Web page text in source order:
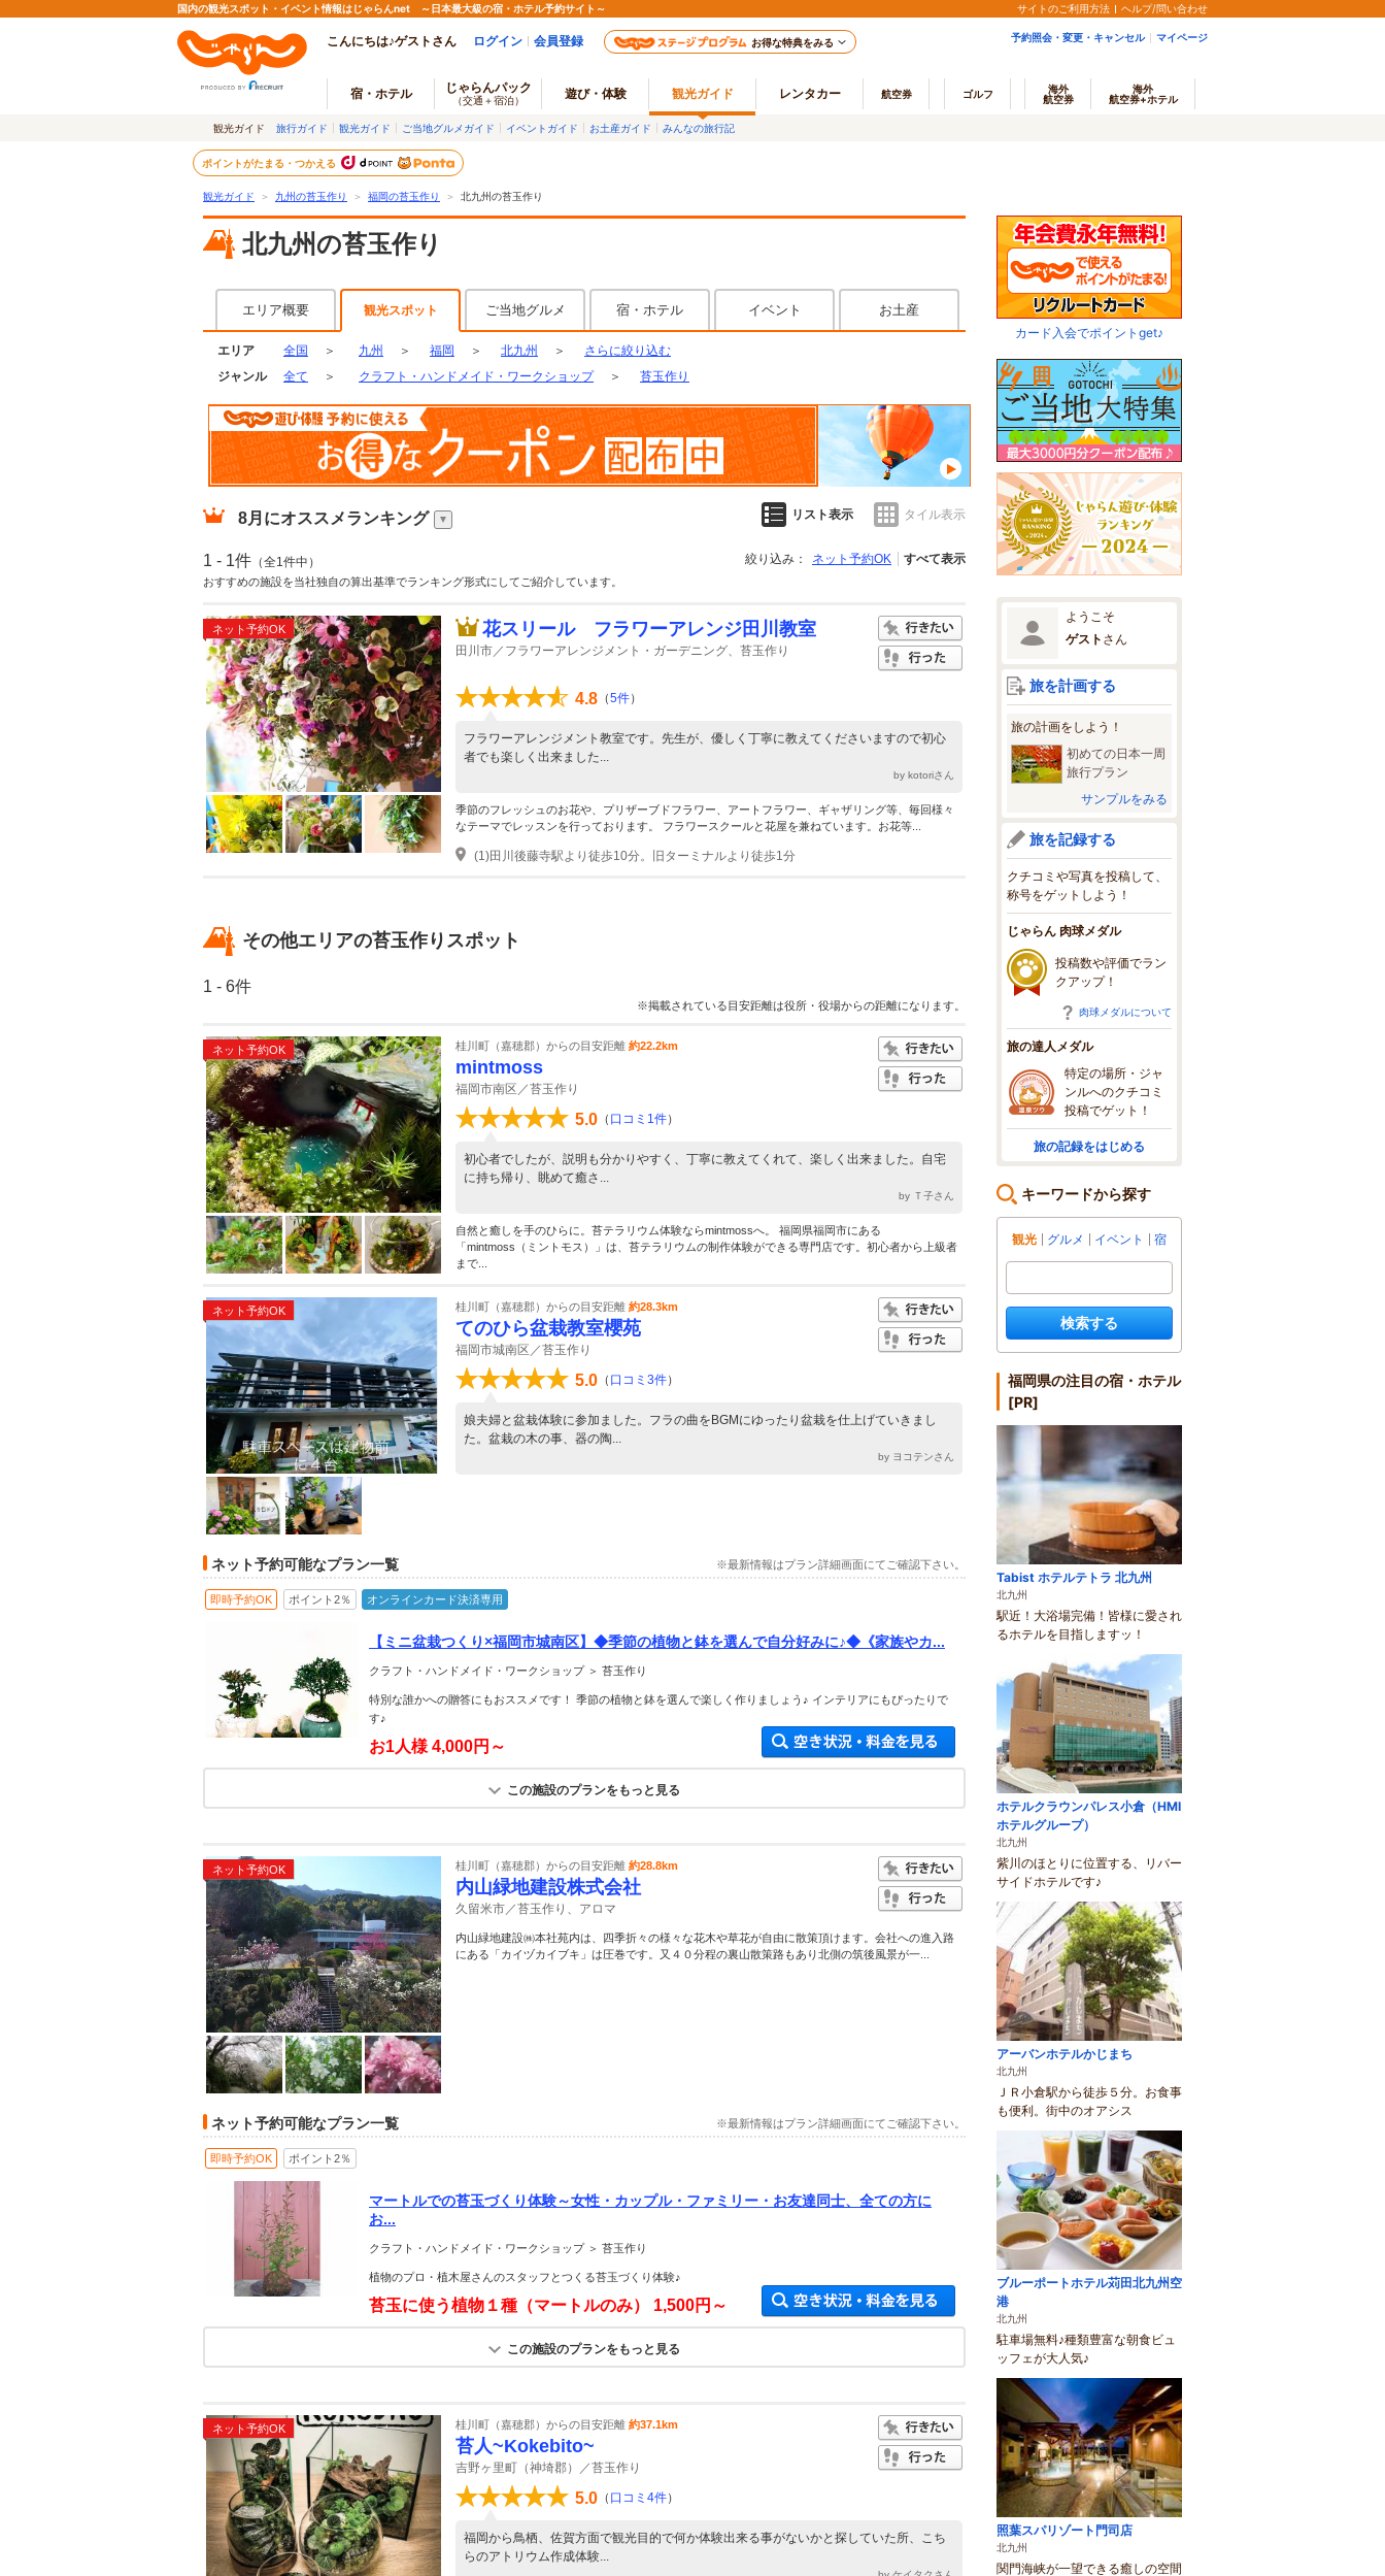
国内の観光スポット・イベント情報はじゃらんnet ～日本最大級の宿・ホテル予約サイト～ サイトのご利用方法 ヘルプ/問い合わせ
こんにちは♪ゲストさん ログイン 会員登録 お得な特典をみる 予約照会・変更・キャンセル マイページ
宿・ホテル じゃらんパック
（交通＋宿泊） 遊び・体験 観光ガイド レンタカー 航空券 ゴルフ
海外
航空券
海外
航空券+ホテル
観光ガイド 旅行ガイド 観光ガイド ご当地グルメガイド イベントガイド お土産ガイド みんなの旅行記
ポイントがたまる・つかえる
観光ガイド ＞ 九州の苔玉作り ＞ 福岡の苔玉作り ＞ 北九州の苔玉作り
北九州の苔玉作り
エリア概要 観光スポット ご当地グルメ 宿・ホテル イベント お土産
エリア 全国 ＞ 九州 ＞ 福岡 ＞ 北九州 ＞
さらに絞り込む
ジャンル
全て ＞ クラフト・ハンドメイド・ワークショップ ＞ 苔玉作り
8月 にオススメランキング リスト表示 タイル表示
1 - 1件 （全1件中） 絞り込み： ネット予約OK すべて表示
おすすめの施設を当社独自の算出基準でランキング形式にしてご紹介しています。
ネット予約OK 花スリール フラワーアレンジ田川教室
田川市／フラワーアレンジメント・ガーデニング、苔玉作り
4.8 （5件）
フラワーアレンジメント教室です。先生が、優しく丁寧に教えてくださいますので初心
者でも楽しく出来ました...
by kotoriさん
季節のフレッシュのお花や、プリザーブドフラワー、アートフラワー、ギャザリング等、毎回様々
なテーマでレッスンを行っております。 フラワースクールと花屋を兼ねています。お花等...
(1)田川後藤寺駅より徒歩10分。旧ターミナルより徒歩1分
その他エリアの苔玉作りスポット
1 - 6件
※掲載されている目安距離は役所・役場からの距離になります。
ネット予約OK 桂川町（嘉穂郡）からの目安距離 約22.2km
mintmoss
福岡市南区／苔玉作り
5.0 （ 口コミ1件）
初心者でしたが、説明も分かりやすく、丁寧に教えてくれて、楽しく出来ました。自宅
に持ち帰り、眺めて癒さ...
by Ｔ子さん
自然と癒しを手のひらに。苔テラリウム体験ならmintmossへ。 福岡県福岡市にある
「mintmoss（ミントモス）」は、苔テラリウムの制作体験ができる専門店です。初心者から上級者
まで...
ネット予約OK 桂川町（嘉穂郡）からの目安距離 約28.3km
てのひら盆栽教室櫻苑
福岡市城南区／苔玉作り
5.0 （ 口コミ3件）
娘夫婦と盆栽体験に参加ました。フラの曲をBGMにゆったり盆栽を仕上げていきまし
た。盆栽の木の事、器の陶...
by ヨコテンさん
ネット予約可能なプラン一覧 ※最新情報はプラン詳細画面にてご確認下さい。
即時予約OK ポイント2％ オンラインカード決済専用
【ミニ盆栽つくり×福岡市城南区】◆季節の植物と鉢を選んで自分好みに♪◆《家族やカ...
クラフト・ハンドメイド・ワークショップ ＞ 苔玉作り
特別な誰かへの贈答にもおススメです！ 季節の植物と鉢を選んで楽しく作りましょう♪ インテリアにもぴったりで
す♪
お1人様 4,000円～
空き状況・料金を見る
この施設のプランをもっと見る
ネット予約OK 桂川町（嘉穂郡）からの目安距離 約28.8km
内山緑地建設株式会社
久留米市／苔玉作り、アロマ
内山緑地建設㈱本社苑内は、四季折々の様々な花木や草花が自由に散策頂けます。会社への進入路
にある「カイヅカイブキ」は圧巻です。又４０分程の裏山散策路もあり北側の筑後風景が一...
ネット予約可能なプラン一覧 ※最新情報はプラン詳細画面にてご確認下さい。
即時予約OK ポイント2％
マートルでの苔玉づくり体験～女性・カップル・ファミリー・お友達同士、全ての方に
お...
クラフト・ハンドメイド・ワークショップ ＞ 苔玉作り
植物のプロ・植木屋さんのスタッフとつくる苔玉づくり体験♪
苔玉に使う植物１種（マートルのみ） 1,500円～
空き状況・料金を見る
この施設のプランをもっと見る
ネット予約OK 桂川町（嘉穂郡）からの目安距離 約37.1km
苔人~Kokebito~
吉野ヶ里町（神埼郡）／苔玉作り
5.0 （ 口コミ4件）
福岡から鳥栖、佐賀方面で観光目的で何か体験出来る事がないかと探していた所、こち
らのアトリウム作成体験...
カード入会でポイントget♪
ようこそ
ゲスト さん
旅を計画する
旅の計画をしよう！
初めての日本一周
旅行プラン
サンプルをみる
旅を記録する
クチコミや写真を投稿して、
称号をゲットしよう！
じゃらん 肉球メダル
投稿数や評価でラン
クアップ！
肉球メダルについて
旅の達人メダル
特定の場所・ジャ
ンルへのクチコミ
投稿でゲット！
旅の記録をはじめる
キーワードから探す
観光 グルメ イベント 宿
検索する
福岡県の注目の宿・ホテル
[PR]
Tabist ホテルテトラ 北九州
北九州
駅近！大浴場完備！皆様に愛され
るホテルを目指しますッ！
ホテルクラウンパレス小倉（HMI
ホテルグループ）
北九州
紫川のほとりに位置する、リバー
サイドホテルです♪
アーバンホテルかじまち
北九州
ＪＲ小倉駅から徒歩５分。お食事
も便利。街中のオアシス
ブルーポートホテル苅田北九州空
港
北九州
駐車場無料♪種類豊富な朝食ビュ
ッフェが大人気♪
照葉スパリゾート門司店
北九州
関門海峡が一望できる癒しの空間